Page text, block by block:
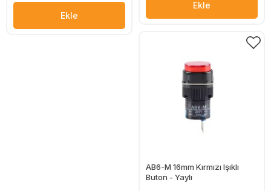
Ekle
Ekle
AB6-M 16mm Kırmızı Işıklı
Buton - Yaylı